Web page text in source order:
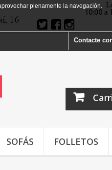
Contacte
plenamente la navegación.
SOFÁS FOLLETOS